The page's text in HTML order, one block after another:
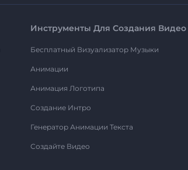
Инструменты Для Создания Видео
Бесплатный Визуализатор Музыки
Анимации
Анимация Логотипа
Создание Интро
Генератор Анимации Текста
Создайте Видео